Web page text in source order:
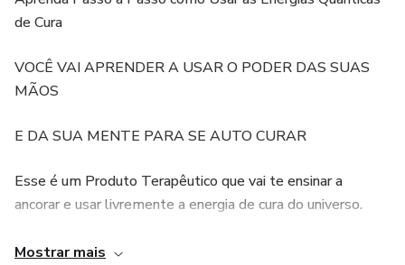
de Cura
VOCÊ VAI APRENDER A USAR O PODER DAS SUAS
MÃOS
E DA SUA MENTE PARA SE AUTO CURAR
Esse é um Produto Terapêutico que vai te ensinar a
ancorar e usar livremente a energia de cura do universo.
Através do poder da sua mente e da força energética de
Mostrar mais